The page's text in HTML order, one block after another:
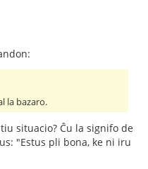
la bazaro.
situacio? Ĉu la signifo de
"Estus pli bona, ke ni iru